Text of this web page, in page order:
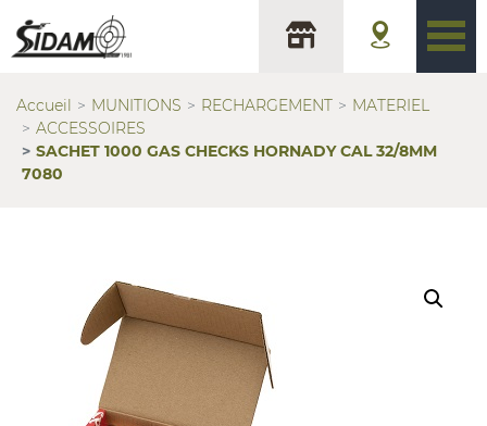
Accueil MUNITIONS RECHARGEMENT
MATERIEL
ACCESSOIRES
SACHET 1000 GAS CHECKS HORNADY CAL 32/8MM
7080